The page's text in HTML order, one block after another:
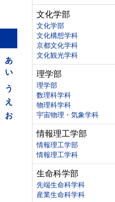
あ
い
う
え
お
文化学部
文化学部
文化構想学科
京都文化学科
文化観光学科
理学部
理学部
数理科学科
物理科学科
宇宙物理・気象学科
情報理工学部
情報理工学部
情報理工学科
生命科学部
先端生命科学科
産業生命科学科